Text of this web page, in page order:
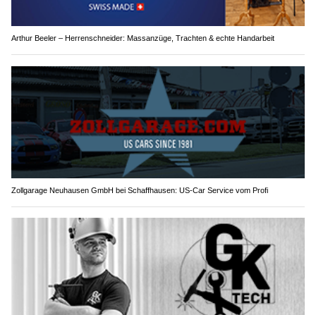
Arthur Beeler – Herrenschneider: Massanzüge, Trachten & echte Handarbeit
Zollgarage Neuhausen GmbH bei Schaffhausen: US-Car Service vom Profi